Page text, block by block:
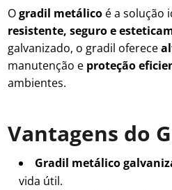
Ogradil metálicoé a solução
resistente, seguro e
galvanizado, o gradil oferece
manutenção e proteção
ambientes.
Vantagens do
Gradil metálico
vida útil.